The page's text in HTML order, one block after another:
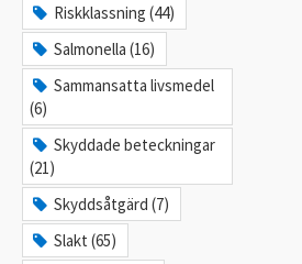
Riskklassning (44)
Salmonella (16)
Sammansatta livsmedel
(6)
Skyddade beteckningar
(21)
Skyddsåtgärd (7)
Slakt (65)